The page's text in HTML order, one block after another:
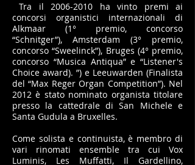
Tra il2006-2010 ha vinto premi ai
concorsi organistici internazionali di
Alkmaar (1° premio, concorso
“Schnitger”), Amsterdam (3° premio,
concorso “Sweelinck”), Bruges (4° premio,
concorso “Musica Antiqua” e “Listener's
Choice award). ”) e Leeuwarden (Finalista
del “Max Reger Organ Competition”). Nel
2012 è stato nominato organista titolare
presso la cattedrale di San Michele e
Santa Gudula a Bruxelles.
Come solista e continuista, è membro di
vari rinomati ensemble tra cui Vox
Luminis, Les Muffatti, Il Gardellino,